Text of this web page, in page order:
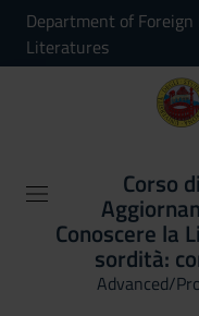
Department of Foreign
Literatures
Corso
Conoscere la
sordità:
Advanced/